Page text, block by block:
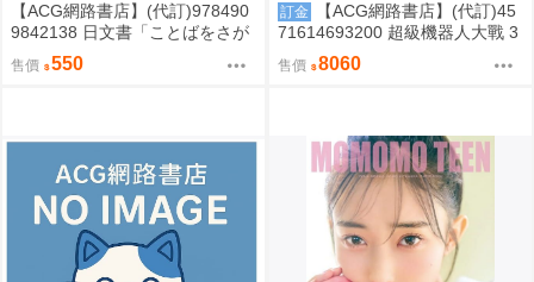
【ACG網路書店】(代訂)978490
9842138 日文書「ことばをさが
す絵日記辞典」YUEISHA DICTI
ONARY
售價 550
訂金
【ACG網路書店】(代訂)45
71614693200 超級機器人大戰 3
5週年紀念 JAM Project 主題歌完
整專輯 完全生產限定盤
售價 8060